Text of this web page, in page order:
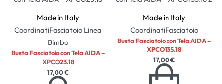
Made in Italy
CoordinatiFasciatoio Linea
Bimbo
Busta Fasciatoio con Tela AIDA –
XPCO23.18
17,00€
Made in Italy
CoordinatiFasciatoio
Busta Fasciatoio con Tela AIDA –
XPCO135.18
17,00€